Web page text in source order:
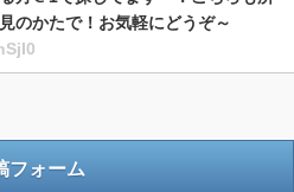
のかたで！お気軽にどうぞ～
フォーム